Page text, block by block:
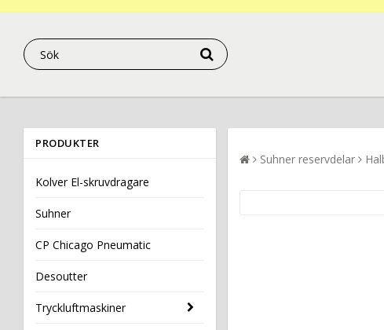
PRODUKTER
Kolver El-skruvdragare
Suhner
CP Chicago Pneumatic
Desoutter
Tryckluftmaskiner
Suhner reservdelar